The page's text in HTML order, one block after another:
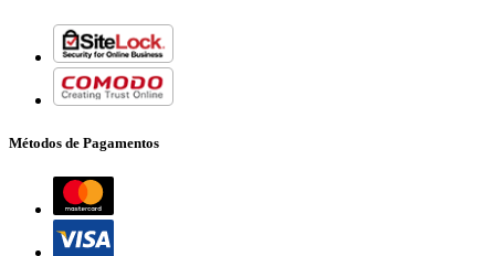
Métodos de Pagamentos